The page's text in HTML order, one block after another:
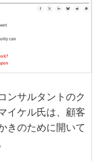
ンサルタントのク
イケル氏は、顧客
きのために開いて